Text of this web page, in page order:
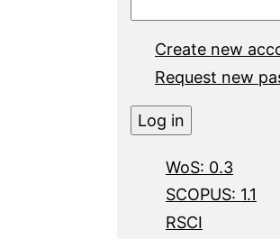
Create new
Request new
WoS: 0.3
SCOPUS: 1.1
RSCI